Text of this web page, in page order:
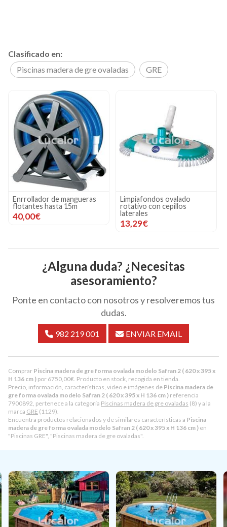
Comprar Piscina madera de gre forma ovalada modelo Safran 2 ( 620 x 395 x
H 136 cm ) por 6750,00€ . Producto en stock, recogida en tienda.
Precio, información, características, video e imágenes de Piscina madera de
gre forma ovalada modelo Safran 2 ( 620 x 395 x H 136 cm ) referencia
7900892, pertenece a la categoría Piscinas madera de gre ovaladas (8) y a la
marca GRE (1129).
Encuentra productos relacionados y de similares características a Piscina
madera de gre forma ovalada modelo Safran 2 ( 620 x 395 x H 136 cm ) en
"Piscinas GRE", "Piscinas madera de gre ovaladas".
Clasificado en:
Piscinas madera de gre ovaladas
GRE
Enrrollador de mangueras
flotantes hasta 15m
40,00€
Limpiafondos ovalado
rotativo con cepillos
laterales
13,29€
¿Alguna duda? ¿Necesitas
asesoramiento?
Ponte en contacto con nosotros y resolveremos tus
dudas.
982 219 001 ENVIAR EMAIL